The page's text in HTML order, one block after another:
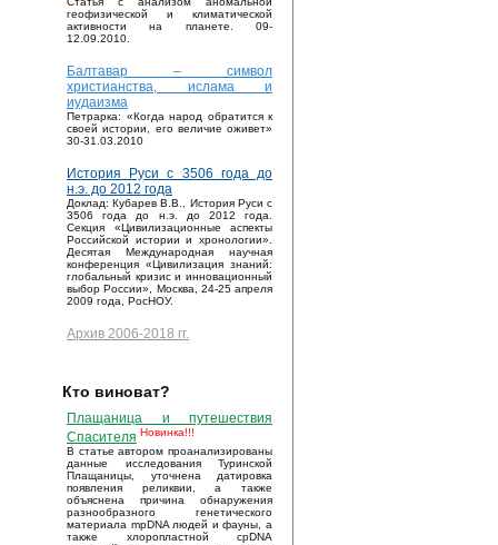
геофизической и климатической
активности на планете. 09-
12.09.2010.
Балтавар – символ
христианства, ислама и
иудаизма
Петрарка: «Когда народ обратится к
своей истории, его величие оживет»
30-31.03.2010
История Руси с 3506 года до
н.э. до 2012 года
Доклад: Кубарев В.В., История Руси с
3506 года до н.э. до 2012 года.
Секция «Цивилизационные аспекты
Российской истории и хронологии».
Десятая Международная научная
конференция «Цивилизация знаний:
глобальный кризис и инновационный
выбор России», Москва, 24-25 апреля
2009 года, РосНОУ.
Архив 2006-2018 гг.
Кто виноват?
Плащаница и путешествия
Спасителя Новинка!!!
В статье автором проанализированы
данные исследования Туринской
Плащаницы, уточнена датировка
появления реликвии, а также
объяснена причина обнаружения
разнообразного генетического
материала mpDNA людей и фауны, а
также хлоропластной cpDNA